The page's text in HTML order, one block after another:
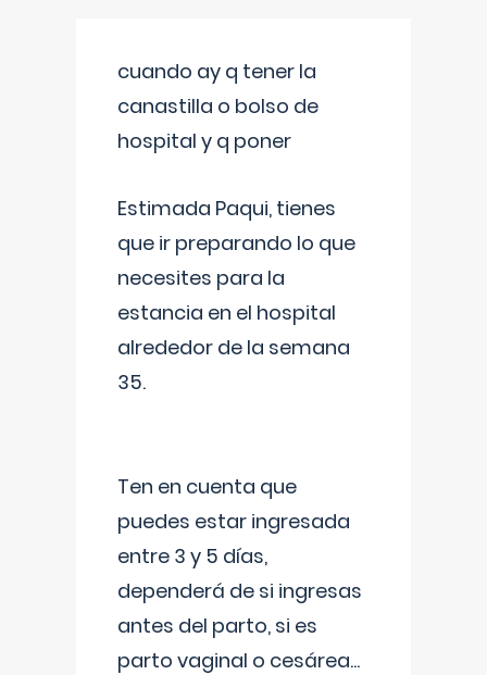
cuando ay q tener la
canastilla o bolso de
hospital y q poner
Estimada Paqui, tienes
que ir preparando lo que
necesites para la
estancia en el hospital
alrededor de la semana
35.
Ten en cuenta que
puedes estar ingresada
entre 3 y 5 días,
dependerá de si ingresas
antes del parto, si es
parto vaginal o cesárea...